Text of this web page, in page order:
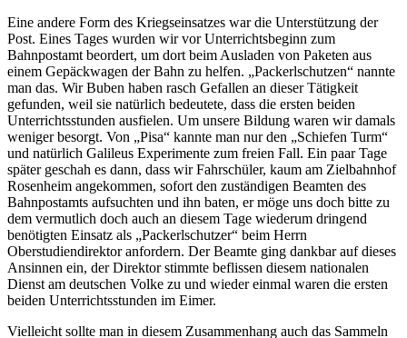
Eine andere Form des Kriegseinsatzes war die Unterstützung der
Post. Eines Tages wurden wir vor Unterrichtsbeginn zum
Bahnpostamt beordert, um dort beim Ausladen von Paketen aus
einem Gepäckwagen der Bahn zu helfen.
Packerlschutzen
nannte
man das. Wir Buben haben rasch Gefallen an dieser Tätigkeit
gefunden, weil sie natürlich bedeutete, dass die ersten beiden
Unterrichtsstunden ausfielen. Um unsere Bildung waren wir damals
weniger besorgt. Von
Pisa kannte man nur den
Schiefen Turm
und natürlich Galileus Experimente zum freien Fall. Ein paar Tage
später geschah es dann, dass wir Fahrschüler, kaum am Zielbahnhof
Rosenheim angekommen, sofort den zuständigen Beamten des
Bahnpostamts aufsuchten und ihn baten, er möge uns doch bitte zu
dem vermutlich doch auch an diesem Tage wiederum dringend
benötigten Einsatz als
Packerlschutzer
beim Herrn
Oberstudiendirektor anfordern. Der Beamte ging dankbar auf dieses
Ansinnen ein, der Direktor stimmte beflissen diesem nationalen
Dienst am deutschen Volke zu und wieder einmal waren die ersten
beiden Unterrichtsstunden im Eimer.
Vielleicht sollte man in diesem Zusammenhang auch das Sammeln